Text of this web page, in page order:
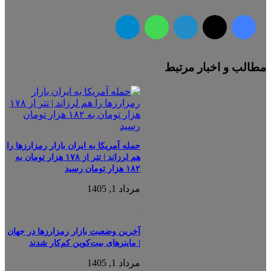
فیس بوک X لینکدین واتس آپ تلگرام
مطالب و اخبار مرتبط
حمله آمریکا به ایران بازار رمزارزها را
هم لرزاند | تتر از ۱۷۸ هزار تومان به
۱۸۲ هزار تومان رسید
مرداد 1, 1405
آخرین وضعیت بازار رمزارزها در جهان
| ماینرهای بیت‌کوین کم‌کار شدند
مرداد 1, 1405